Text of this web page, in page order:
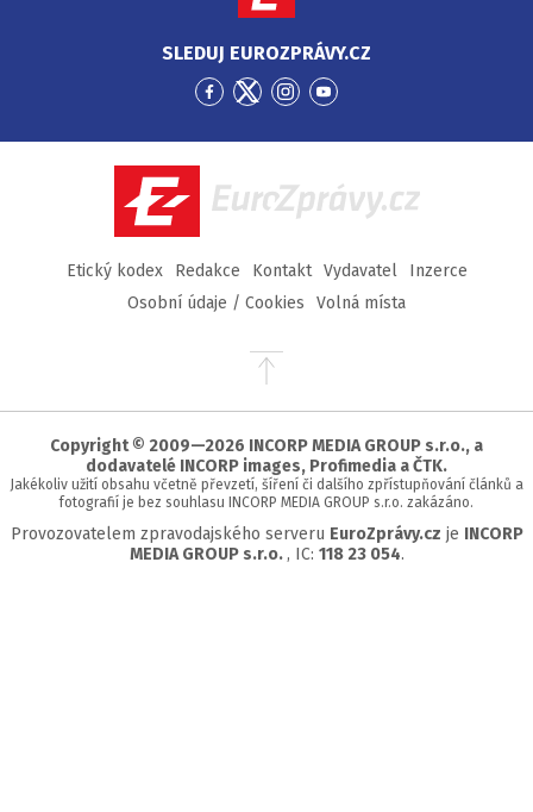
SLEDUJ EUROZPRÁVY.CZ
Přejít
Facebook
Přejít
Twitter
Přejít
Instagram
Přejít
YouTube
EuroZprávy.cz
Etický kodex Redakce Kontakt Vydavatel
Inzerce
Osobní údaje / Cookies
Volná místa
Přejít
stránky
Copyright © 2009—2026 INCORP MEDIA GROUP s.r.o., a
dodavatelé INCORP images, Profimedia a ČTK.
Jakékoliv užití obsahu včetně převzetí, šíření či dalšího zpřístupňování článků a
fotografií je bez souhlasu INCORP MEDIA GROUP s.r.o. zakázáno.
Provozovatelem zpravodajského serveru EuroZprávy.cz je INCORP
MEDIA GROUP s.r.o., IC: 118 23 054.